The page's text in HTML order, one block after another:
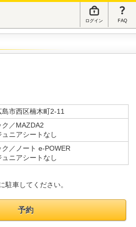
ログイン FAQ
島市西区楠木町2-11
ク／MAZDA2
ュニアシートなし
ク／ノート e-POWER
ュニアシートなし
駐車してください。
予約